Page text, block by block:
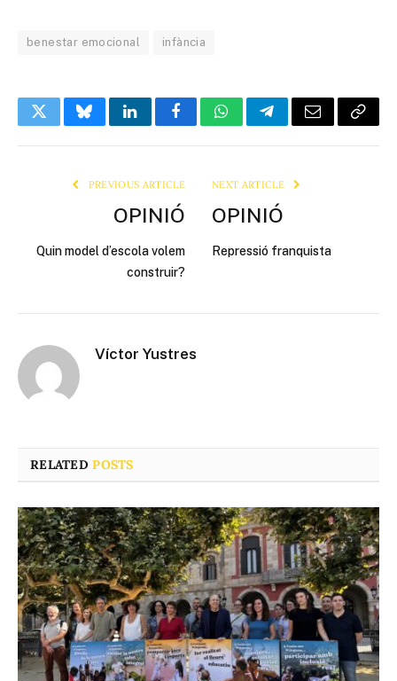
benestar emocional infància
TwitterBlueskyLinkedInFacebookWhatsAppTelegramEmail Copy
PREVIOUS ARTICLE
OPINIÓ
Quin model d’escola volem
construir?
NEXT ARTICLE
OPINIÓ
Repressió franquista
Víctor Yustres
RELATEDPOSTS